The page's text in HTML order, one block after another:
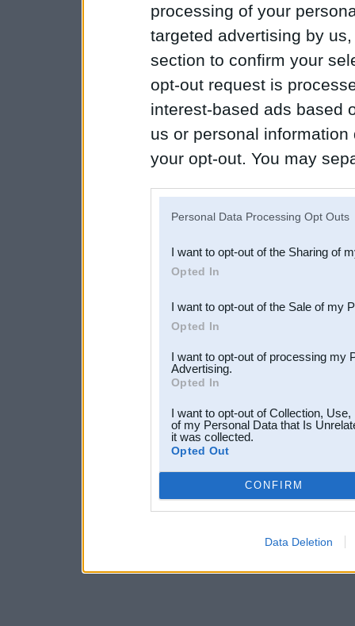
processing of your
targeted advertising by
section to confirm your
opt-out request is
interest-based ads based
us or personal
your opt-out. You may
Downstream Participants
third parties.
Personal Data Processing Opt Outs
I want to opt-out of the Sharing of
Opted In
I want to opt-out of the Sale of my
Opted In
I want to opt-out of processing my
Advertising.
Opted In
I want to opt-out of Collection,
of my Personal Data that Is
it was collected.
Opted Out
CONFIRM
Data Deletion